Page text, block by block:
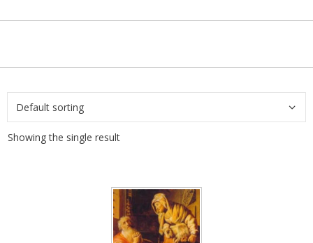
Showing the single result